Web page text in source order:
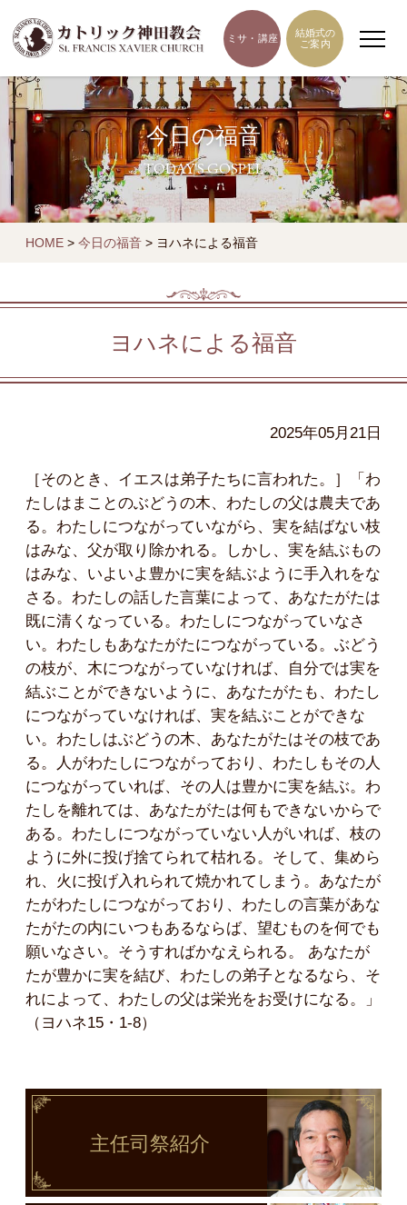
ミサ・講座
結婚式の
ご案内
今日の福音
TODAY'S GOSPEL
HOME > 今日の福音 > ヨハネによる福音
ヨハネによる福音
2025年05月21日
［そのとき、イエスは弟子たちに言われた。］「わ
たしはまことのぶどうの木、わたしの父は農夫であ
る。わたしにつながっていながら、実を結ばない枝
はみな、父が取り除かれる。しかし、実を結ぶもの
はみな、いよいよ豊かに実を結ぶように手入れをな
さる。わたしの話した言葉によって、あなたがたは
既に清くなっている。わたしにつながっていなさ
い。わたしもあなたがたにつながっている。ぶどう
の枝が、木につながっていなければ、自分では実を
結ぶことができないように、あなたがたも、わたし
につながっていなければ、実を結ぶことができな
い。わたしはぶどうの木、あなたがたはその枝であ
る。人がわたしにつながっており、わたしもその人
につながっていれば、その人は豊かに実を結ぶ。わ
たしを離れては、あなたがたは何もできないからで
ある。わたしにつながっていない人がいれば、枝の
ように外に投げ捨てられて枯れる。そして、集めら
れ、火に投げ入れられて焼かれてしまう。あなたが
たがわたしにつながっており、わたしの言葉があな
たがたの内にいつもあるならば、望むものを何でも
願いなさい。そうすればかなえられる。 あなたが
たが豊かに実を結び、わたしの弟子となるなら、そ
れによって、わたしの父は栄光をお受けになる。」
（ヨハネ15・1-8）
主任司祭紹介